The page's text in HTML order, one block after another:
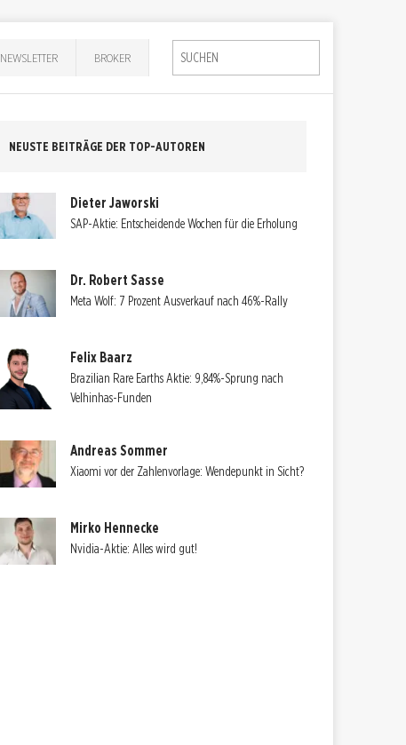
NEWSLETTER BROKER
NEUSTE BEITRÄGE DER TOP-AUTOREN
Dieter Jaworski
SAP-Aktie: Entscheidende Wochen für die Erholung
Dr. Robert Sasse
Meta Wolf: 7 Prozent Ausverkauf nach 46%-Rally
Felix Baarz
Brazilian Rare Earths Aktie: 9,84%-Sprung nach
Velhinhas-Funden
Andreas Sommer
Xiaomi vor der Zahlenvorlage: Wendepunkt in Sicht?
Mirko Hennecke
Nvidia-Aktie: Alles wird gut!